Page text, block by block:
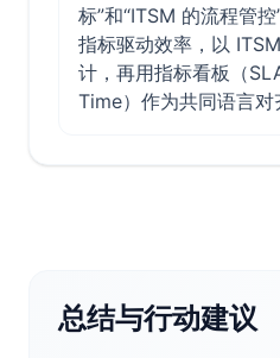
标”和“ITSM 的流程管
指标驱动效率，以
计，再用指标看板（
Time）作为共同语言对
总结与行动建议